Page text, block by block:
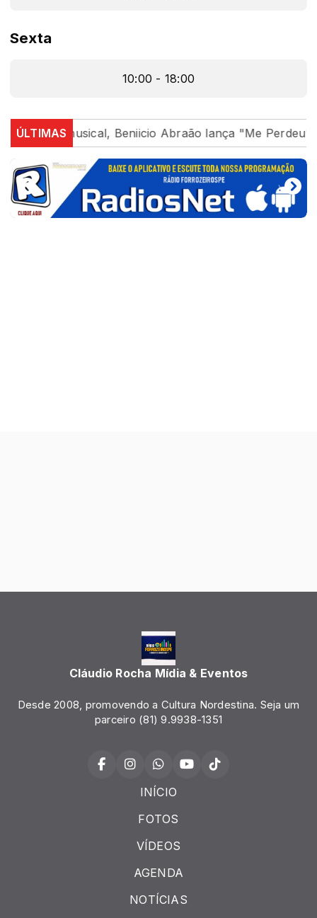
Sexta
10:00 - 18:00
ÚLTIMAS
cenário musical, Beniicio Abraão lança "Me Perdeu"
Cláudio Rocha Mídia & Eventos
Desde 2008, promovendo a Cultura Nordestina. Seja um
parceiro (81) 9.9938-1351
INÍCIO
FOTOS
VÍDEOS
AGENDA
NOTÍCIAS